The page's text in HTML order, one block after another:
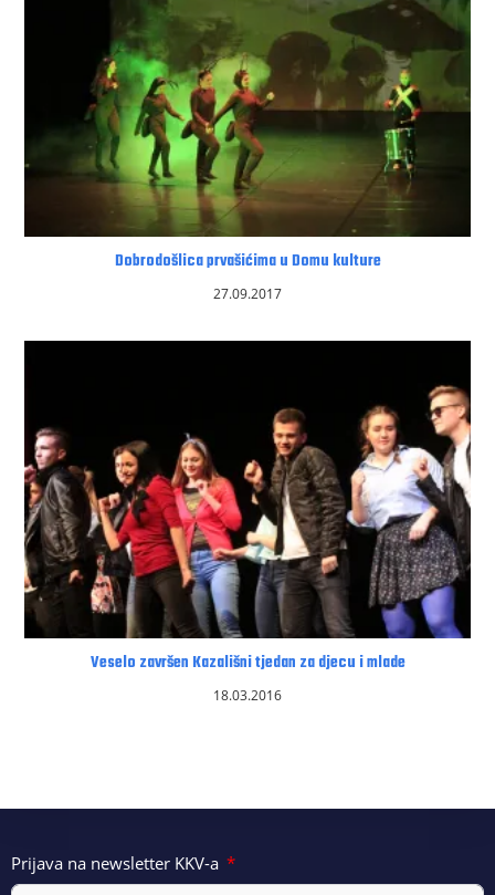
Dobrodošlica prvašićima u Domu kulture
27.09.2017
Veselo završen Kazališni tjedan za djecu i mlade
18.03.2016
Prijava na newsletter KKV-a